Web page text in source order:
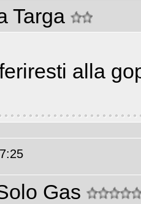
Targa
alla
Gas